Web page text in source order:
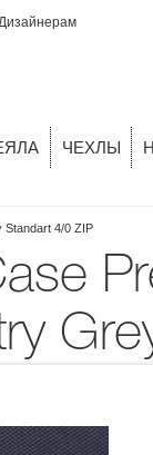
ЧЕХЛЫ
Standart 4/0 ZIP